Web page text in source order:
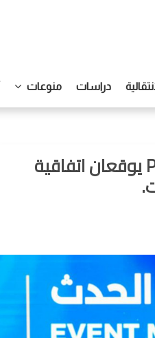
دراسات منوعات
الأكاديمية السعودية للترفيه وإدارة الفعاليات و PUREMINDS يوقعان اتفاقية